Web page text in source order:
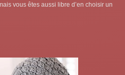
vous êtes aussi libre d’en choisir un